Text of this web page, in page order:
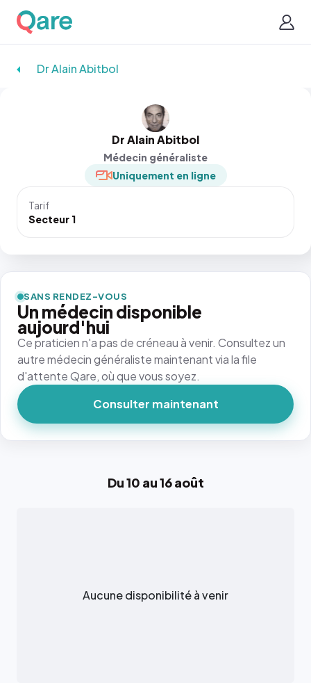
Dr Alain Abitbol
Dr Alain Abitbol
Médecin généraliste
Uniquement en ligne
Tarif
Secteur 1
Du 10 au 16 août
Aucune disponibilité à venir
SANS RENDEZ-VOUS
Un médecin disponible
aujourd'hui
Ce praticien n'a pas de créneau à venir. Consultez un
autre médecin généraliste maintenant via la file
d'attente Qare, où que vous soyez.
Consulter maintenant